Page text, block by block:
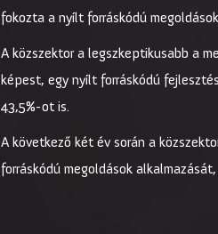
fokozta a nyílt forráskódú
A közszektor a legszkeptikusabb a
képest, egy nyílt forráskódú
43,5%-ot is.
A következő két év során a
forráskódú megoldások